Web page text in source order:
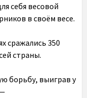
себя весовой
в своём весе.
сражались 350
страны.
борьбу, выиграв у